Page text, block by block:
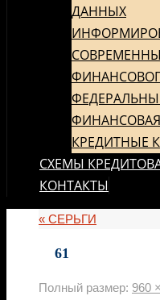
ДАННЫХ
КРЕДИТНЫЕ
СХЕМЫ
КОНТАКТЫ
« СЕРЬГИ
61
Полный размер: 960